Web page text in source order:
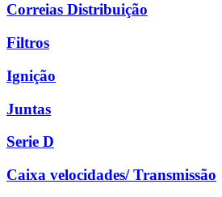
Correias Distribuição
Filtros
Ignição
Juntas
Serie D
Caixa velocidades/ Transmissão